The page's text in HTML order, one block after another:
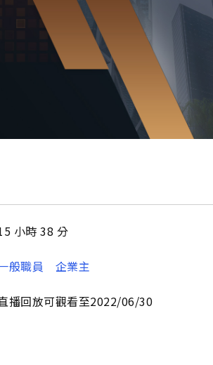
小時 38 分
般職員 企業主
播回放可觀看至2022/06/30